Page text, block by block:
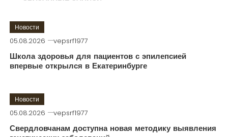
Новости
05.08.2026 vepsrf1977
Школа здоровья для пациентов с эпилепсией
впервые открылся в Екатеринбурге
Новости
05.08.2026 vepsrf1977
Свердловчанам доступна новая методику выявления